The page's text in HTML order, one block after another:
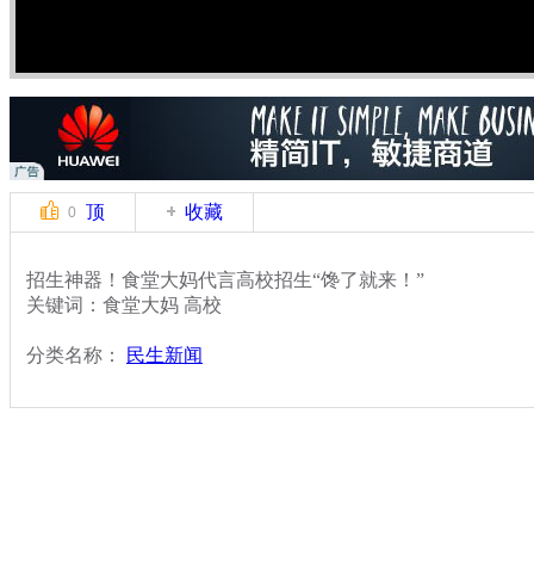
0 顶 收藏
招生神器！食堂大妈代言高校招生“馋了就来！”
关键词：食堂大妈 高校
分类名称： 民生新闻